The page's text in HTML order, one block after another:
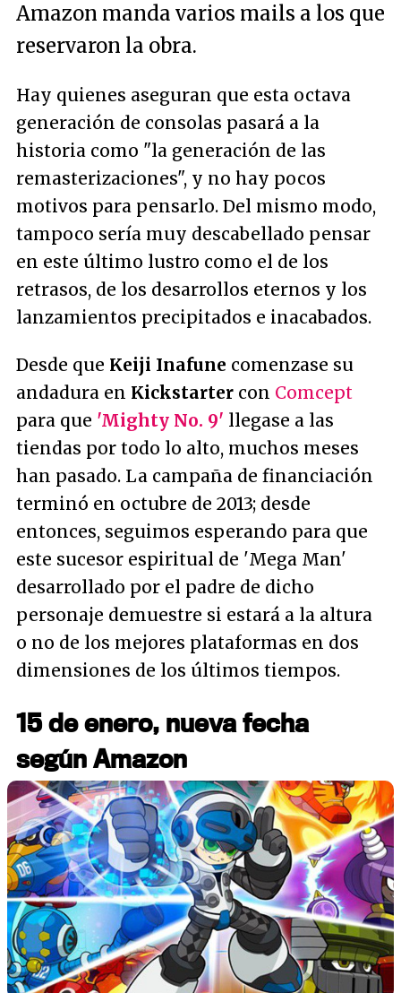
Amazon manda varios mails a los que
reservaron la obra.
Hay quienes aseguran que esta octava
generación de consolas pasará a la
historia como "la generación de las
remasterizaciones", y no hay pocos
motivos para pensarlo. Del mismo modo,
tampoco sería muy descabellado pensar
en este último lustro como el de los
retrasos, de los desarrollos eternos y los
lanzamientos precipitados e inacabados.
Desde que Keiji Inafune comenzase su
andadura en Kickstarter con Comcept
para que 'Mighty No. 9' llegase a las
tiendas por todo lo alto, muchos meses
han pasado. La campaña de financiación
terminó en octubre de 2013; desde
entonces, seguimos esperando para que
este sucesor espiritual de 'Mega Man'
desarrollado por el padre de dicho
personaje demuestre si estará a la altura
o no de los mejores plataformas en dos
dimensiones de los últimos tiempos.
15 de enero, nueva fecha
según Amazon